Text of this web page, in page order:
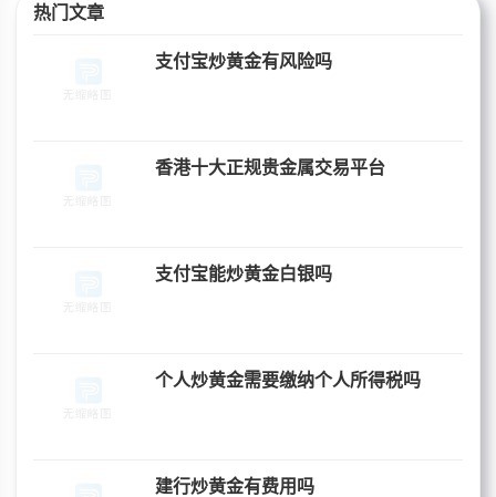
热门文章
支付宝炒黄金有风险吗
香港十大正规贵金属交易平台
支付宝能炒黄金白银吗
个人炒黄金需要缴纳个人所得税吗
建行炒黄金有费用吗